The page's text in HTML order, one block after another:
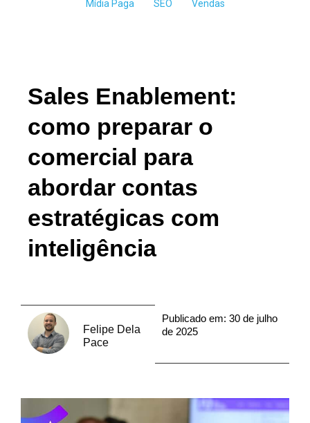
Mídia Paga SEO Vendas
Sales Enablement:
como preparar o
comercial para
abordar contas
estratégicas com
inteligência
Felipe Dela
Pace
Publicado em: 30 de julho
de 2025